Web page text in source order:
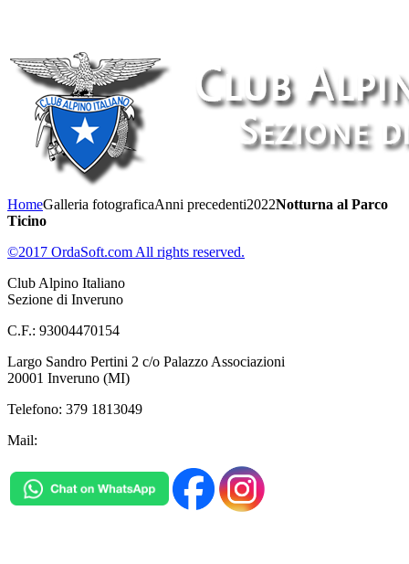
HomeGalleria fotograficaAnni precedenti2022Notturna al Parco
Ticino
©2017 OrdaSoft.com All rights reserved.
Club Alpino Italiano
Sezione di Inveruno
C.F.: 93004470154
Largo Sandro Pertini 2 c/o Palazzo Associazioni
20001 Inveruno (MI)
Telefono: 379 1813049
Mail: